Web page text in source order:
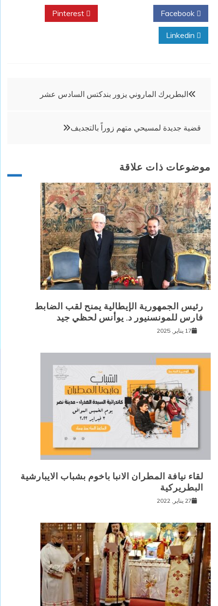
تصفّح
البطريرك الماروني يزور بندكتس السادس عشر
قضية جديدة لمسيحي متهم زوراً بالتجديف
موضوعات ذات علاقة
رئيس الجمهورية الإيطالية يمنح لقب الضابط
فارس للمونسنيور د. يوأنس لحظي جيد
17 يناير, 2025
لقاء نيافة المطران الانبا باخوم بشباب الايبارشية
البطريركية
27 يناير, 2022